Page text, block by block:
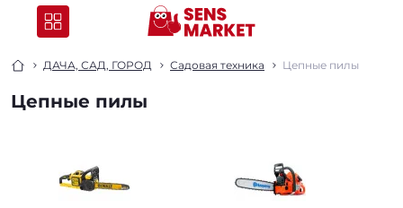
ДАЧА, САД, ГОРОД Садовая техника Цепные пилы
Цепные пилы